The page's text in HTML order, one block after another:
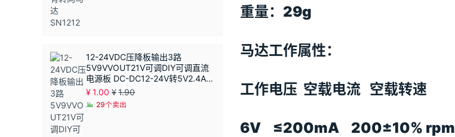
重量：29g
马达工作属性：
工作电压 空载电流 空载转速
6V ≤200mA 200±10% rpm
12-24VDC压降板输出3路
5V9VVOUT21V可调DIY可调直流
电源板 DC-DC12-24V转5V2.4A恒
压模块 同步整流
¥1.00 ¥1.90
29个卖出